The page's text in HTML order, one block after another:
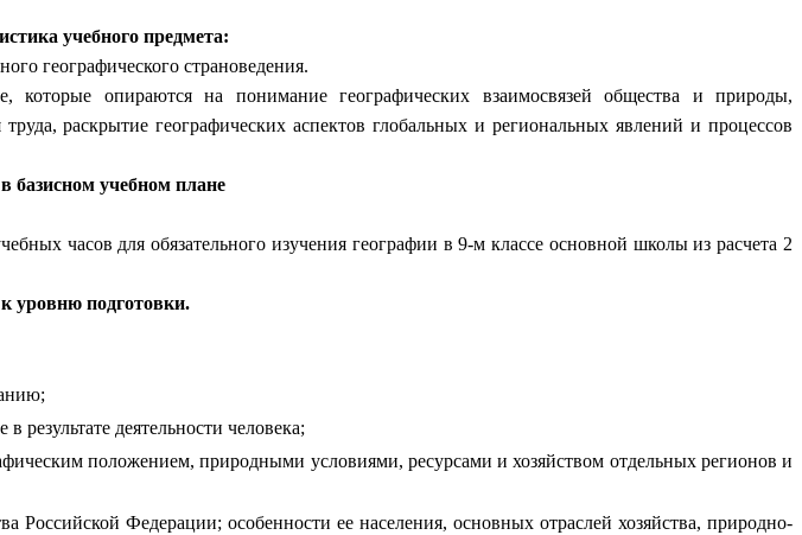
учебного предмета:
географического страноведения.
опираются на понимание географических взаимосвязей общества и природы,
раскрытие географических аспектов глобальных и региональных явлений и процессов
базисном учебном плане
часов для обязательного изучения географии в 9-м классе основной школы из расчета 2
уровню подготовки.
деятельности человека;
положением, природными условиями, ресурсами и хозяйством отдельных регионов и
Российской Федерации; особенности ее населения, основных отраслей хозяйства, природно-